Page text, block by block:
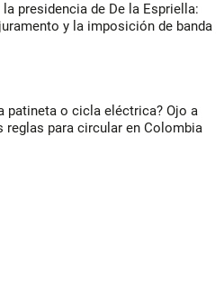
presidencia de De la Espriella:
y la imposición de banda
patineta o cicla eléctrica? Ojo a
reglas para circular en Colombia